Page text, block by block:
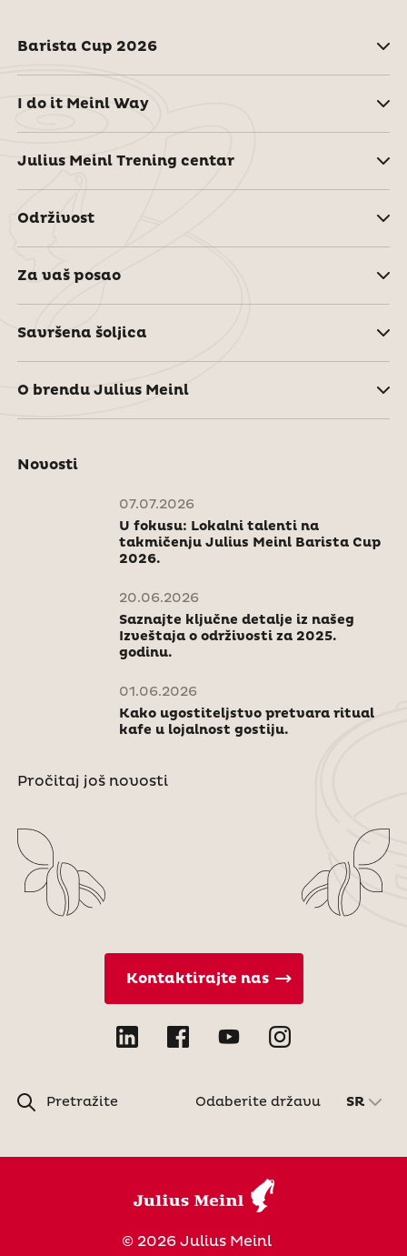
Barista Cup 2026
I do it Meinl Way
Julius Meinl Trening centar
Održivost
Za vaš posao
Savršena šoljica
O brendu Julius Meinl
Novosti
07.07.2026
U fokusu: Lokalni talenti na
takmičenju Julius Meinl Barista Cup
2026.
20.06.2026
Saznajte ključne detalje iz našeg
Izveštaja o održivosti za 2025.
godinu.
01.06.2026
Kako ugostiteljstvo pretvara ritual
kafe u lojalnost gostiju.
Pročitaj još novosti
Pretražite
Kontaktirajte nas
Odaberite državu SR
© 2026 Julius Meinl